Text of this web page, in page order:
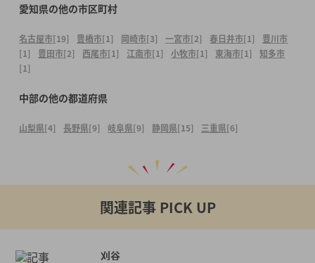
愛知県の他の市区町村
名古屋市[19] 豊橋市[1] 岡崎市[3] 一宮市[2] 春日井市[1]
豊川市
[1]
豊田市[2] 西尾市[1] 江南市[1] 小牧市[1] 東海市[1]
知多市
[1]
中部の他の都道府県
山梨県[4] 長野県[9] 岐阜県[9] 静岡県[15] 三重県[6]
関連記事 PICK UP
刈谷